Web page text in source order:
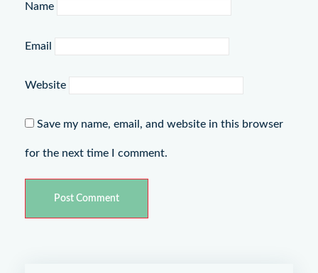
Name
Email
Website
Save my name, email, and website in this browser
for the next time I comment.